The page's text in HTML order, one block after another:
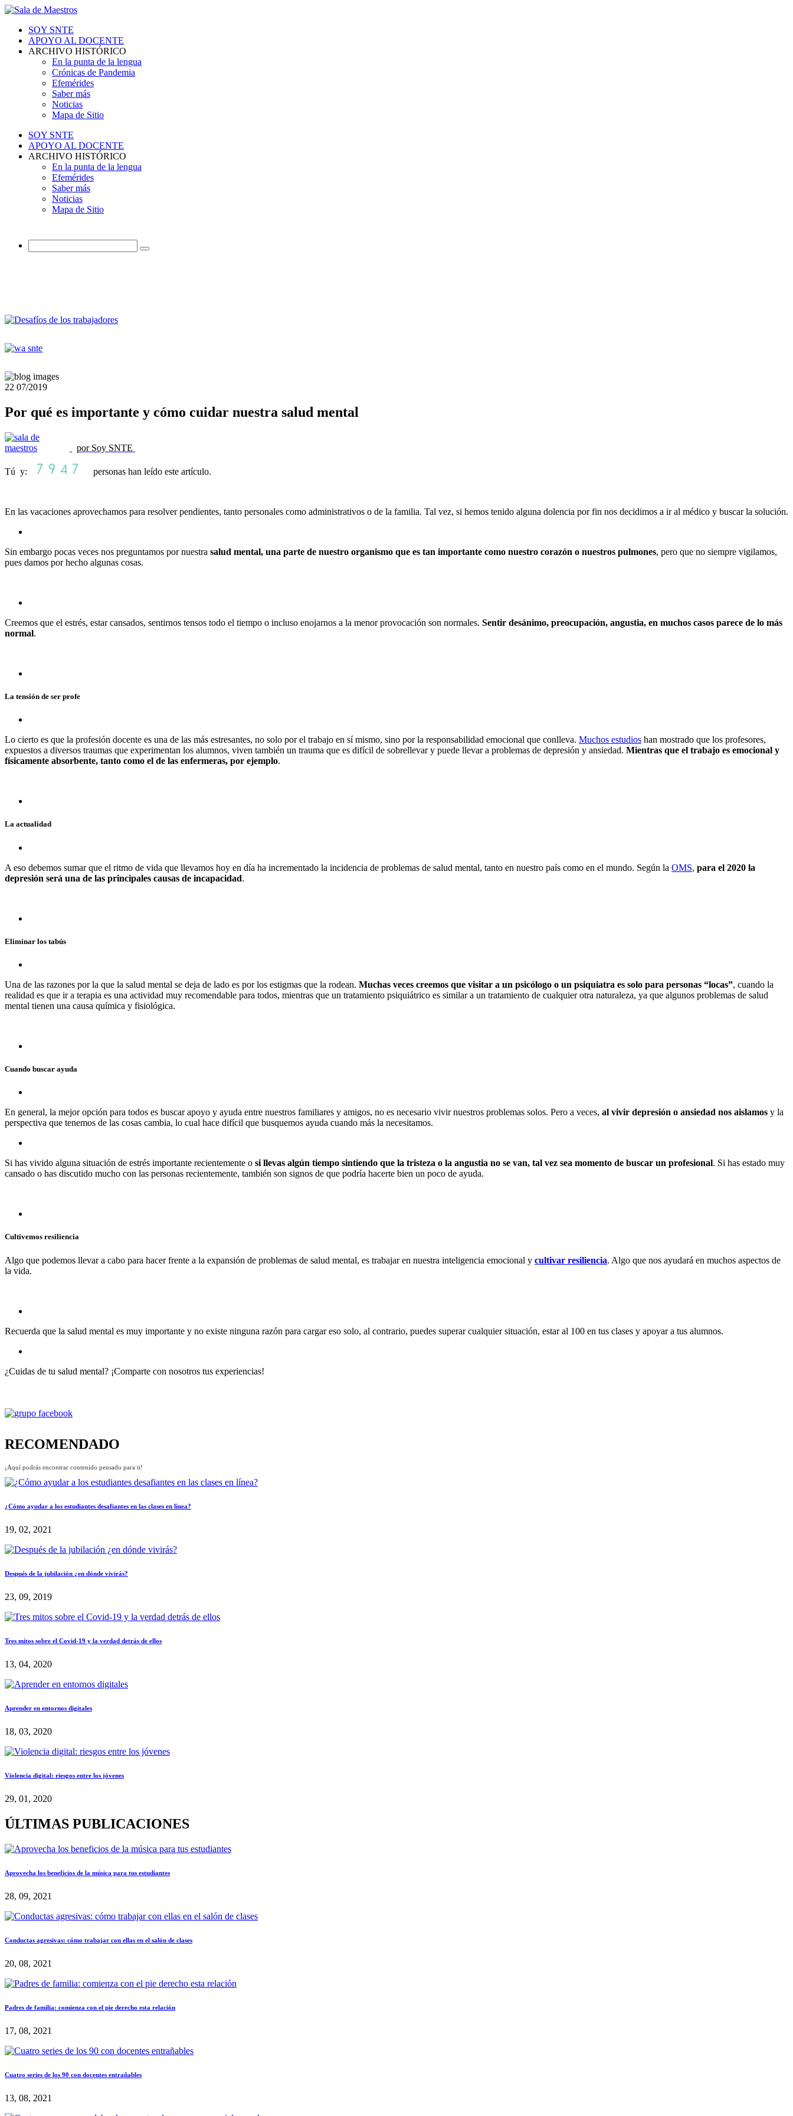
SOY SNTE
APOYO AL DOCENTE
ARCHIVO HISTÓRICO
En la punta de la lengua
Crónicas de Pandemia
Efemérides
Saber más
Noticias
Mapa de Sitio
SOY SNTE
APOYO AL DOCENTE
ARCHIVO HISTÓRICO
En la punta de la lengua
Efemérides
Saber más
Noticias
Mapa de Sitio
22 07/2019
Por qué es importante y cómo cuidar nuestra salud mental
por Soy SNTE
Tú y: personas han leído este artículo.
En las vacaciones aprovechamos para resolver pendientes, tanto personales como administrativos o de la familia. Tal vez, si hemos tenido alguna dolencia por fin nos decidimos a ir al médico y buscar la solución.
Sin embargo pocas veces nos preguntamos por nuestra salud mental, una parte de nuestro organismo que es tan importante como nuestro corazón o nuestros pulmones, pero que no siempre vigilamos,
pues damos por hecho algunas cosas.
Creemos que el estrés, estar cansados, sentirnos tensos todo el tiempo o incluso enojarnos a la menor provocación son normales. Sentir desánimo, preocupación, angustia, en muchos casos parece de lo más
normal.
La tensión de ser profe
Lo cierto es que la profesión docente es una de las más estresantes, no solo por el trabajo en sí mismo, sino por la responsabilidad emocional que conlleva. Muchos estudios han mostrado que los profesores,
expuestos a diversos traumas que experimentan los alumnos, viven también un trauma que es difícil de sobrellevar y puede llevar a problemas de depresión y ansiedad. Mientras que el trabajo es emocional y
físicamente absorbente, tanto como el de las enfermeras, por ejemplo.
La actualidad
A eso debemos sumar que el ritmo de vida que llevamos hoy en día ha incrementado la incidencia de problemas de salud mental, tanto en nuestro país como en el mundo. Según la OMS, para el 2020 la
depresión será una de las principales causas de incapacidad.
Eliminar los tabús
Una de las razones por la que la salud mental se deja de lado es por los estigmas que la rodean. Muchas veces creemos que visitar a un psicólogo o un psiquiatra es solo para personas “locas”, cuando la
realidad es que ir a terapia es una actividad muy recomendable para todos, mientras que un tratamiento psiquiátrico es similar a un tratamiento de cualquier otra naturaleza, ya que algunos problemas de salud
mental tienen una causa química y fisiológica.
Cuando buscar ayuda
En general, la mejor opción para todos es buscar apoyo y ayuda entre nuestros familiares y amigos, no es necesario vivir nuestros problemas solos. Pero a veces, al vivir depresión o ansiedad nos aislamos y la
perspectiva que tenemos de las cosas cambia, lo cual hace difícil que busquemos ayuda cuando más la necesitamos.
Si has vivido alguna situación de estrés importante recientemente o si llevas algún tiempo sintiendo que la tristeza o la angustia no se van, tal vez sea momento de buscar un profesional. Si has estado muy
cansado o has discutido mucho con las personas recientemente, también son signos de que podría hacerte bien un poco de ayuda.
Cultivemos resiliencia
Algo que podemos llevar a cabo para hacer frente a la expansión de problemas de salud mental, es trabajar en nuestra inteligencia emocional y cultivar resiliencia. Algo que nos ayudará en muchos aspectos de
la vida.
Recuerda que la salud mental es muy importante y no existe ninguna razón para cargar eso solo, al contrario, puedes superar cualquier situación, estar al 100 en tus clases y apoyar a tus alumnos.
¿Cuidas de tu salud mental? ¡Comparte con nosotros tus experiencias!
RECOMENDADO
¡Aquí podrás encontrar contenido pensado para ti!
¿Cómo ayudar a los estudiantes desafiantes en las clases en línea?
19, 02, 2021
Después de la jubilación ¿en dónde vivirás?
23, 09, 2019
Tres mitos sobre el Covid-19 y la verdad detrás de ellos
13, 04, 2020
Aprender en entornos digitales
18, 03, 2020
Violencia digital: riesgos entre los jóvenes
29, 01, 2020
ÚLTIMAS PUBLICACIONES
Aprovecha los beneficios de la música para tus estudiantes
28, 09, 2021
Conductas agresivas: cómo trabajar con ellas en el salón de clases
20, 08, 2021
Padres de familia: comienza con el pie derecho esta relación
17, 08, 2021
Cuatro series de los 90 con docentes entrañables
13, 08, 2021